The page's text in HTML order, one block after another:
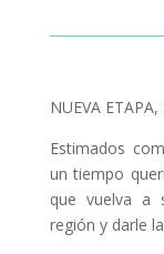
NUEVA
Estimados
un tiempo
que vuelva a
región y darle